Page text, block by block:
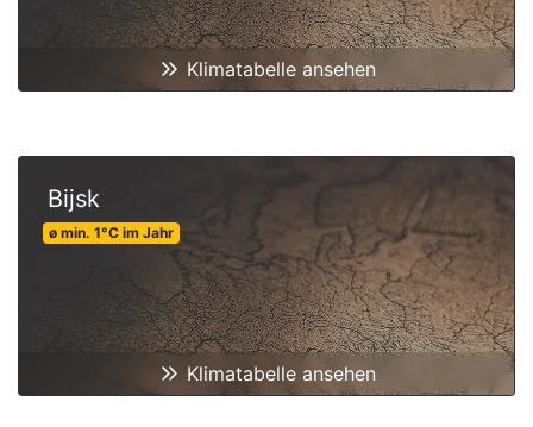
Klimatabelle ansehen
Bijsk
ø min. 1°C im Jahr
Klimatabelle ansehen